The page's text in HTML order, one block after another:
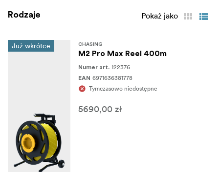
Rodzaje Pokaż jako
Już wkrótce CHASING
M2 Pro Max Reel 400m
Numer art. 122376
EAN 6971636381778
Tymczasowo niedostępne
5690,00 zł